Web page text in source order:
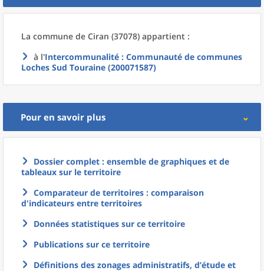
La commune de Ciran (37078) appartient :
à l'Intercommunalité : Communauté de communes
Loches Sud Touraine (200071587)
Pour en savoir plus
Dossier complet : ensemble de graphiques et de
tableaux sur le territoire
Comparateur de territoires : comparaison
d'indicateurs entre territoires
Données statistiques sur ce territoire
Publications sur ce territoire
Définitions des zonages administratifs, d’étude et